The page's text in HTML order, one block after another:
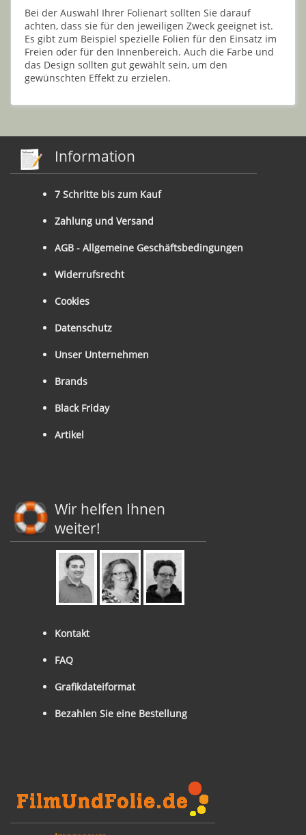
Bei der Auswahl Ihrer Folienart sollten Sie darauf
achten, dass sie für den jeweiligen Zweck geeignet ist.
Es gibt zum Beispiel spezielle Folien für den Einsatz im
Freien oder für den Innenbereich. Auch die Farbe und
das Design sollten gut gewählt sein, um den
gewünschten Effekt zu erzielen.
Information
7 Schritte bis zum Kauf
Zahlung und Versand
AGB - Allgemeine Geschäftsbedingungen
Widerrufsrecht
Cookies
Datenschutz
Unser Unternehmen
Brands
Black Friday
Artikel
Wir helfen Ihnen
weiter!
Kontakt
FAQ
Grafikdateiformat
Bezahlen Sie eine Bestellung